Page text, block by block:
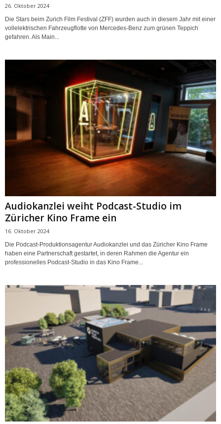
26. Oktober 2024
Die Stars beim Zurich Film Festival (ZFF) wurden auch in diesem Jahr mit einer
vollelektrischen Fahrzeugflotte von Mercedes-Benz zum grünen Teppich
gefahren. Als Main...
Audiokanzlei weiht Podcast-Studio im
Züricher Kino Frame ein
16. Oktober 2024
Die Podcast-Produktionsagentur Audiokanzlei und das Züricher Kino Frame
haben eine Partnerschaft gestartet, in deren Rahmen die Agentur ein
professionelles Podcast-Studio in das Kino Frame...